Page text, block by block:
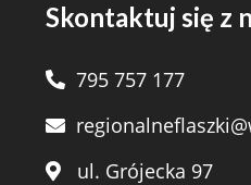
Skontaktuj się z
795 757 177
ul. Grójecka 97